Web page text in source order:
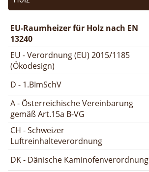
EU-Raumheizer für Holz nach EN
13240
EU - Verordnung (EU) 2015/1185
(Ökodesign)
D - 1.BImSchV
A - Österreichische Vereinbarung
gemäß Art.15a B-VG
CH - Schweizer
Luftreinhalteverordnung
DK - Dänische Kaminofenverordnung